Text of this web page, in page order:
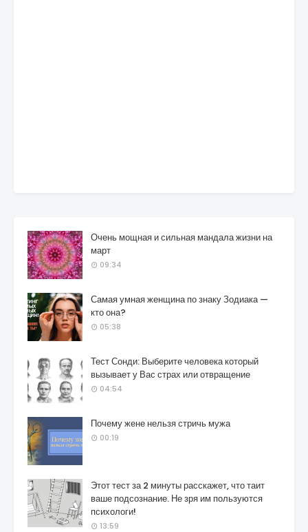
Очень мощная и сильная мандала жизни на
март
09:34
Самая умная женщина по знаку Зодиака —
кто она?
05:38
Тест Сонди: Выберите человека который
вызывает у Вас страх или отвращение
04:54
Почему жене нельзя стричь мужа
00:19
Этот тест за 2 минуты расскажет, что таит
ваше подсознание. Не зря им пользуются
психологи!
13:59